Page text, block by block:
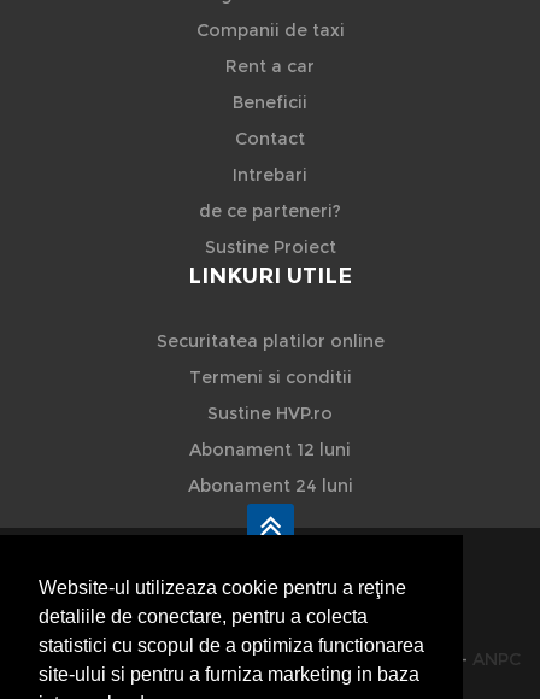
Website-ul utilizeaza cookie pentru a reţine
detaliile de conectare, pentru a colecta
statistici cu scopul de a optimiza functionarea
site-ului si pentru a furniza marketing in baza
Companii de taxi
Rent a car
Beneficii
Contact
Intrebari
de ce parteneri?
Sustine Proiect
LINKURI UTILE
Securitatea platilor online
Termeni si conditii
Sustine HVP.ro
Abonament 12 luni
Abonament 24 luni
HVP - Hoteluri Vile Pensiuni
© 2014-2026 Powered byVilonMedia&TekaBility - ANPC
SOL